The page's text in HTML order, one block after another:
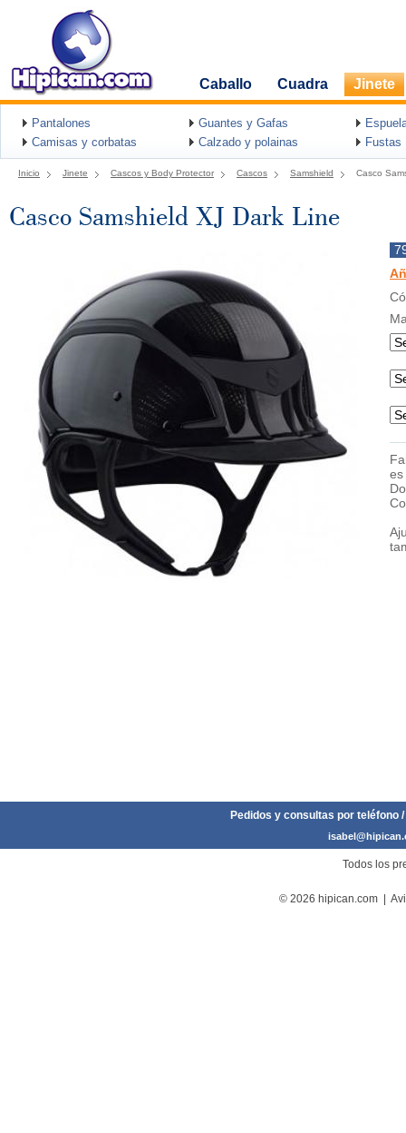
Caballo Cuadra Jinete
Pantalones Guantes y Gafas
Camisas y corbatas
Calzado y polainas Fustas
Inicio Jinete Cascos y Body Protector Cascos Samshield Casco
Casco Samshield XJ Dark Line
es
Pedidos y consultas por teléfono
Todos los
© 2026 hipican.com |